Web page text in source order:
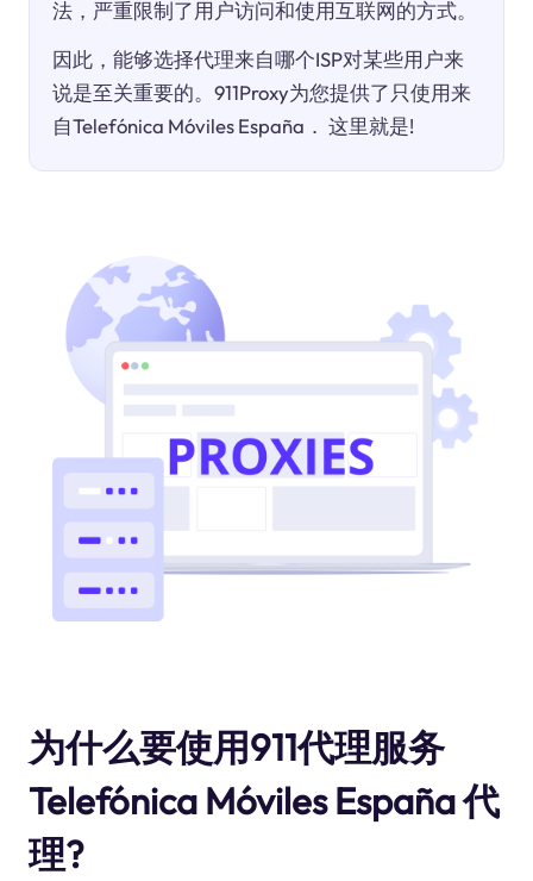
法，严重限制了用户访问和使用互联网的方式。
因此，能够选择代理来自哪个ISP对某些用户来
说是至关重要的。911Proxy为您提供了只使用来
自Telefónica Móviles España． 这里就是!
为什么要使用911代理服务
Telefónica Móviles España 代
理?